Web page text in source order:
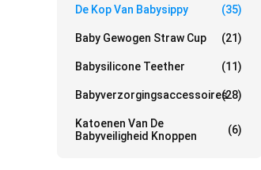
De Kop Van Babysippy (35)
Baby Gewogen Straw Cup (21)
Babysilicone Teether (11)
Babyverzorgingsaccessoires(28)
Katoenen Van De
Babyveiligheid Knoppen
(6)